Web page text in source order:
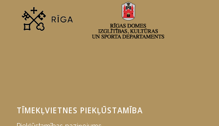
TĪMEKĻVIETNES PIEKĻŪSTAMĪBA